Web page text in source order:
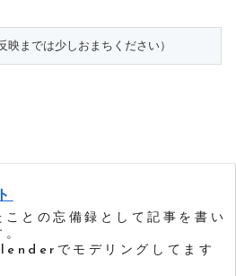
ことの忘備録として記事を書い
でモデリングしてます